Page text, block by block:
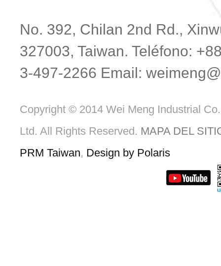
No. 392, Chilan 2nd Rd.,
327003, Taiwan. Teléfono:
3-497-2266 Email:
Copyright © 2014 Wei Meng Industrial
Ltd. All Rights Reserved. MAPA DEL
PRM Taiwan, Design by Polaris